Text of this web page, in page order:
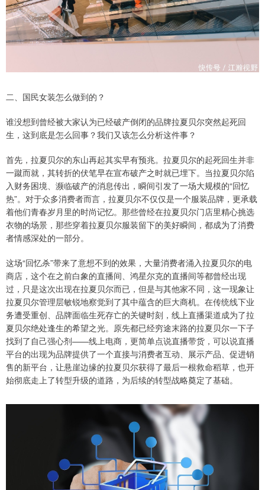
二、国民女装怎么做到的？
谁没想到曾经被大家认为已经破产倒闭的品牌拉夏贝尔突然起死回
生，这到底是怎么回事？我们又该怎么分析这件事？
首先，拉夏贝尔的东山再起其实早有预兆。拉夏贝尔的起死回生并非
一蹴而就，其转折的伏笔早在宣布破产之时就已埋下。当拉夏贝尔陷
入财务困境、濒临破产的消息传出，瞬间引发了一场大规模的“回忆
热”。对于众多消费者而言，拉夏贝尔不仅仅是一个服装品牌，更承载
着他们青春岁月里的时尚记忆。那些曾经在拉夏贝尔门店里精心挑选
衣物的场景，那些穿着拉夏贝尔服装留下的美好瞬间，都成为了消费
者情感深处的一部分。
这场“回忆杀”带来了意想不到的效果，大量消费者涌入拉夏贝尔的电
商店，这个在之前白象的直播间、鸿星尔克的直播间等都曾经出现
过，只是这次出现在拉夏贝尔而已，但是与其他家不同，这一现象让
拉夏贝尔管理层敏锐地察觉到了其中蕴含的巨大商机。在传统线下业
务遭受重创、品牌面临生死存亡的关键时刻，线上直播渠道成为了拉
夏贝尔绝处逢生的希望之光。原先都已经穷途末路的拉夏贝尔一下子
找到了自己强心剂——线上电商，更简单点说直播带货，可以说直播
平台的出现为品牌提供了一个直接与消费者互动、展示产品、促进销
售的新平台，让悬崖边缘的拉夏贝尔获得了最后一根救命稻草，也开
始彻底走上了转型升级的道路，为后续的转型战略奠定了基础。